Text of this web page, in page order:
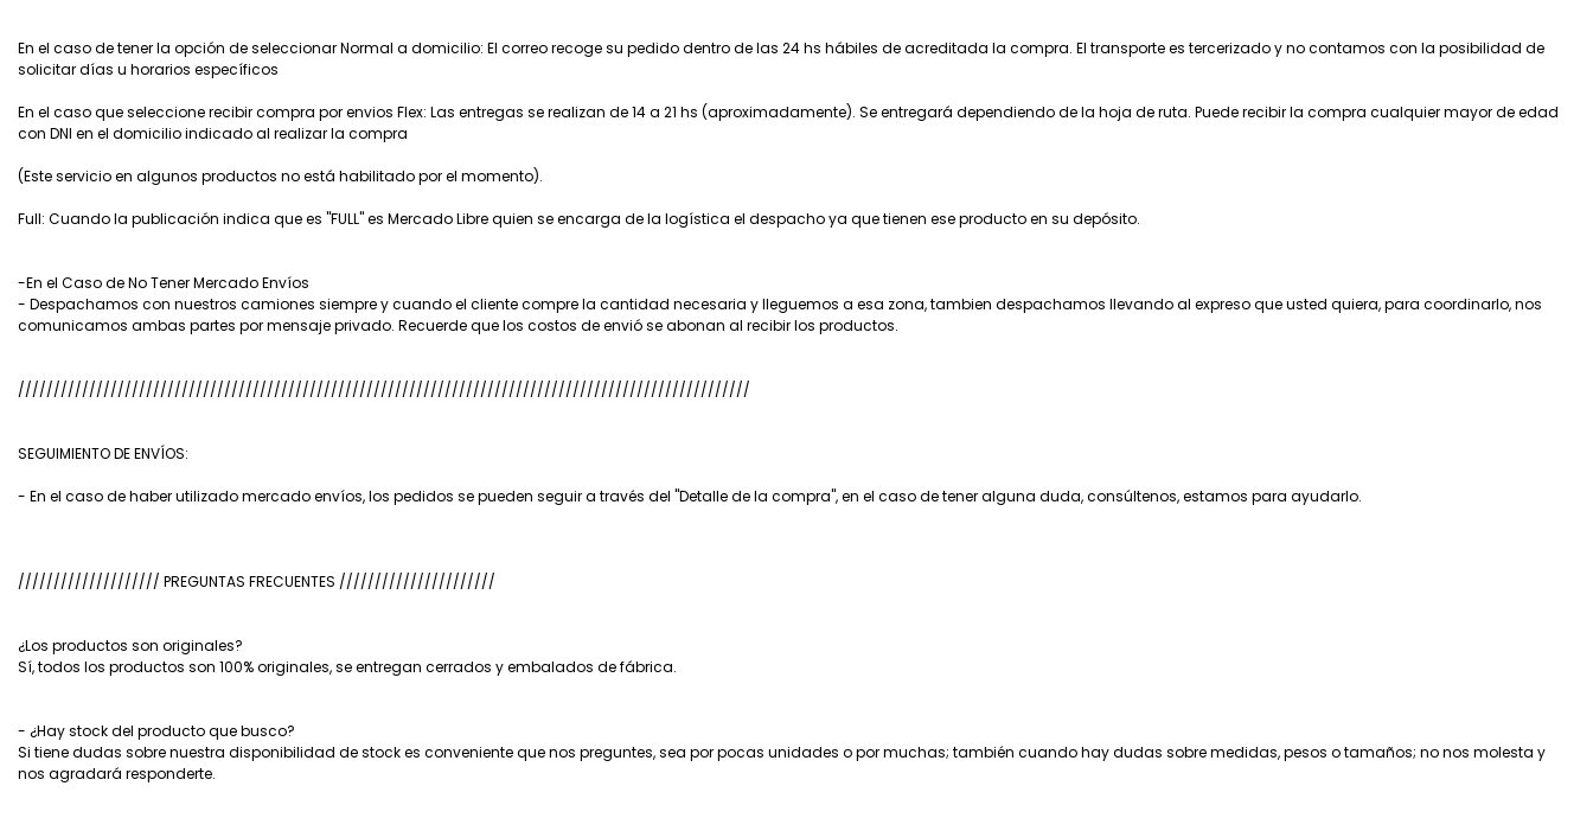
En el caso de tener la opción de seleccionar Normal a domicilio: El correo recoge su pedido dentro de las 24 hs hábiles de acreditada la compra. El transporte es tercerizado y no contamos con la posibilidad de
solicitar días u horarios específicos
En el caso que seleccione recibir compra por envios Flex: Las entregas se realizan de 14 a 21 hs (aproximadamente). Se entregará dependiendo de la hoja de ruta. Puede recibir la compra cualquier mayor de edad
con DNI en el domicilio indicado al realizar la compra
(Este servicio en algunos productos no está habilitado por el momento).
Full: Cuando la publicación indica que es "FULL" es Mercado Libre quien se encarga de la logística el despacho ya que tienen ese producto en su depósito.
-En el Caso de No Tener Mercado Envíos
- Despachamos con nuestros camiones siempre y cuando el cliente compre la cantidad necesaria y lleguemos a esa zona, tambien despachamos llevando al expreso que usted quiera, para coordinarlo, nos
comunicamos ambas partes por mensaje privado. Recuerde que los costos de envió se abonan al recibir los productos.
///////////////////////////////////////////////////////////////////////////////////////////////////////
SEGUIMIENTO DE ENVÍOS:
- En el caso de haber utilizado mercado envíos, los pedidos se pueden seguir a través del "Detalle de la compra", en el caso de tener alguna duda, consúltenos, estamos para ayudarlo.
//////////////////// PREGUNTAS FRECUENTES //////////////////////
¿Los productos son originales?
Sí, todos los productos son 100% originales, se entregan cerrados y embalados de fábrica.
- ¿Hay stock del producto que busco?
Si tiene dudas sobre nuestra disponibilidad de stock es conveniente que nos preguntes, sea por pocas unidades o por muchas; también cuando hay dudas sobre medidas, pesos o tamaños; no nos molesta y
nos agradará responderte.